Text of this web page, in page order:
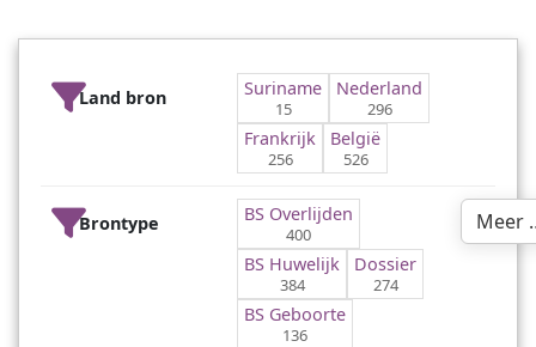
Land bron Suriname
15
Nederland
296
Frankrijk
256
België
526
Brontype BS Overlijden
400
BS Huwelijk
384
Dossier
274
BS Geboorte
136
Meer